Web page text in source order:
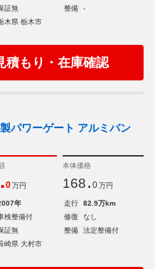
証無 整備
-
木県 栃木市
積もり・在庫確認
パワーゲート アルミバン
.0 万円
本体価格
168. 0 万円
年 走行
82.9万km
検整備付 修復
なし
証無 整備
法定整備付
崎県 大村市